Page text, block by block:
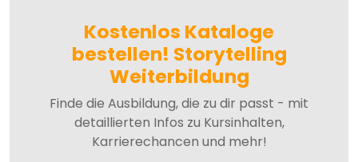
Kostenlos Kataloge
bestellen! Storytelling
Weiterbildung
Finde die Ausbildung, die zu dir passt - mit
detaillierten Infos zu Kursinhalten,
Karrierechancen und mehr!